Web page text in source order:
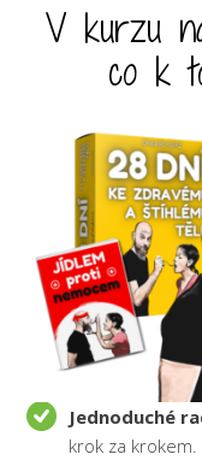
V kurzu
co k
Jednoduché
krok za krokem.